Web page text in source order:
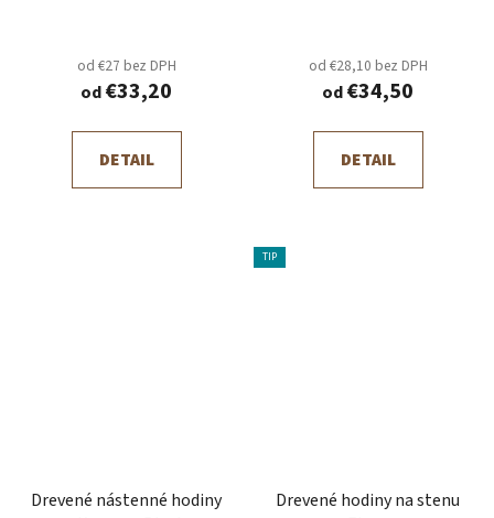
od €27 bez DPH
od€33,20
DETAIL
od €28,10 bez DPH
od€34,50
DETAIL
Drevené nástenné hodiny
TIP
Drevené hodiny na stenu